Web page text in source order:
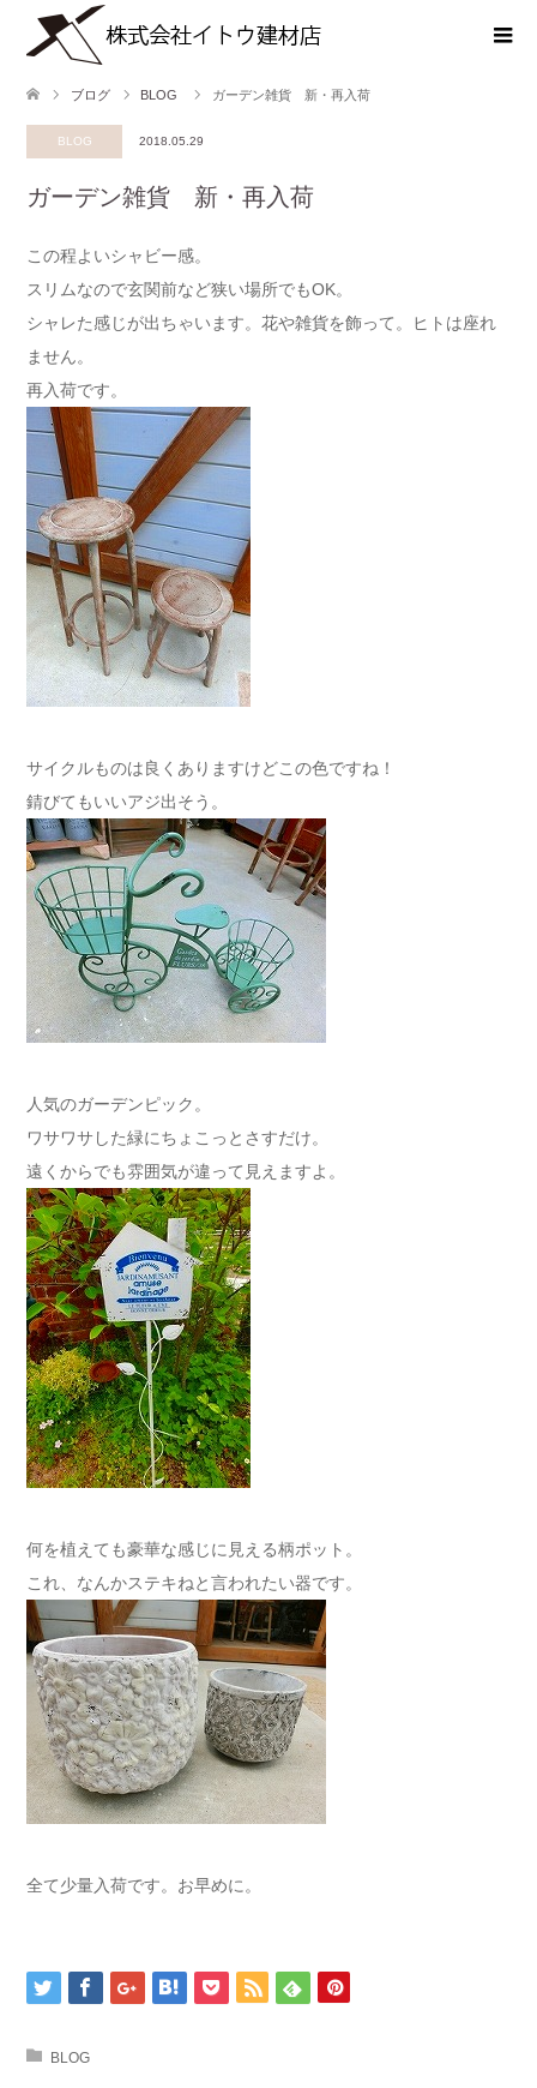
ブログ BLOG ガーデン雑貨 新・再入荷
BLOG 2018.05.29
ガーデン雑貨 新・再入荷
この程よいシャビー感。
スリムなので玄関前など狭い場所でもOK。
シャレた感じが出ちゃいます。花や雑貨を飾って。ヒトは座れ
ません。
再入荷です。
サイクルものは良くありますけどこの色ですね！
錆びてもいいアジ出そう。
人気のガーデンピック。
ワサワサした緑にちょこっとさすだけ。
遠くからでも雰囲気が違って見えますよ。
何を植えても豪華な感じに見える柄ポット。
これ、なんかステキねと言われたい器です。
全て少量入荷です。お早めに。
BLOG